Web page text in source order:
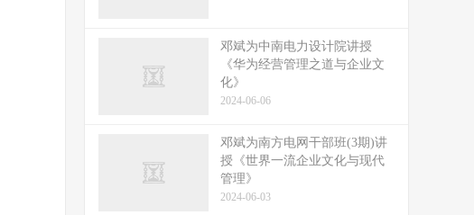
邓斌为中南电力设计院讲授
《华为经营管理之道与企业文
化》
2024-06-06
邓斌为南方电网干部班(3期)讲
授《世界一流企业文化与现代
管理》
2024-06-03